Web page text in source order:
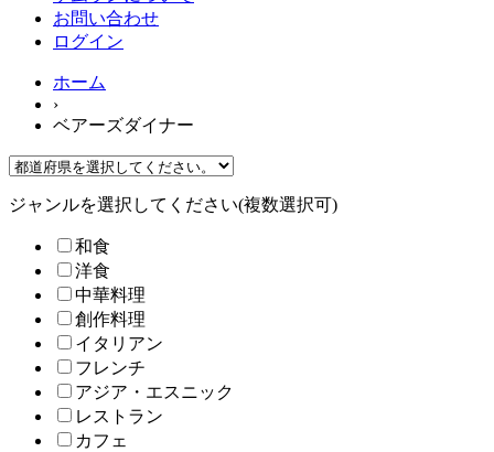
お問い合わせ
ログイン
ホーム
›
ベアーズダイナー
ジャンルを選択してください(複数選択可)
和食
洋食
中華料理
創作料理
イタリアン
フレンチ
アジア・エスニック
レストラン
カフェ